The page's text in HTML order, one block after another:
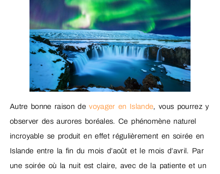
Autre bonne raison devoyager en Islande, vous pourrez y
observer des aurores boréales. Ce phénomène naturel
incroyable se produit en effet régulièrement en soirée en
Islande entre la fin du mois d’août et le mois d’avril. Par
une soirée où la nuit est claire, avec de la patiente et un